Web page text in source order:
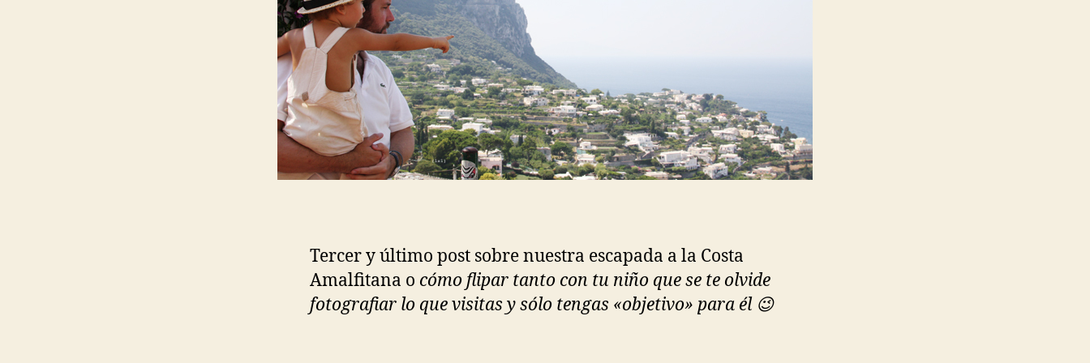
Tercer y último post sobre nuestra escapada a la Costa
Amalfitana o cómo flipar tanto con tu niño que se te olvide
fotografiar lo que visitas y sólo tengas «objetivo» para él 😉